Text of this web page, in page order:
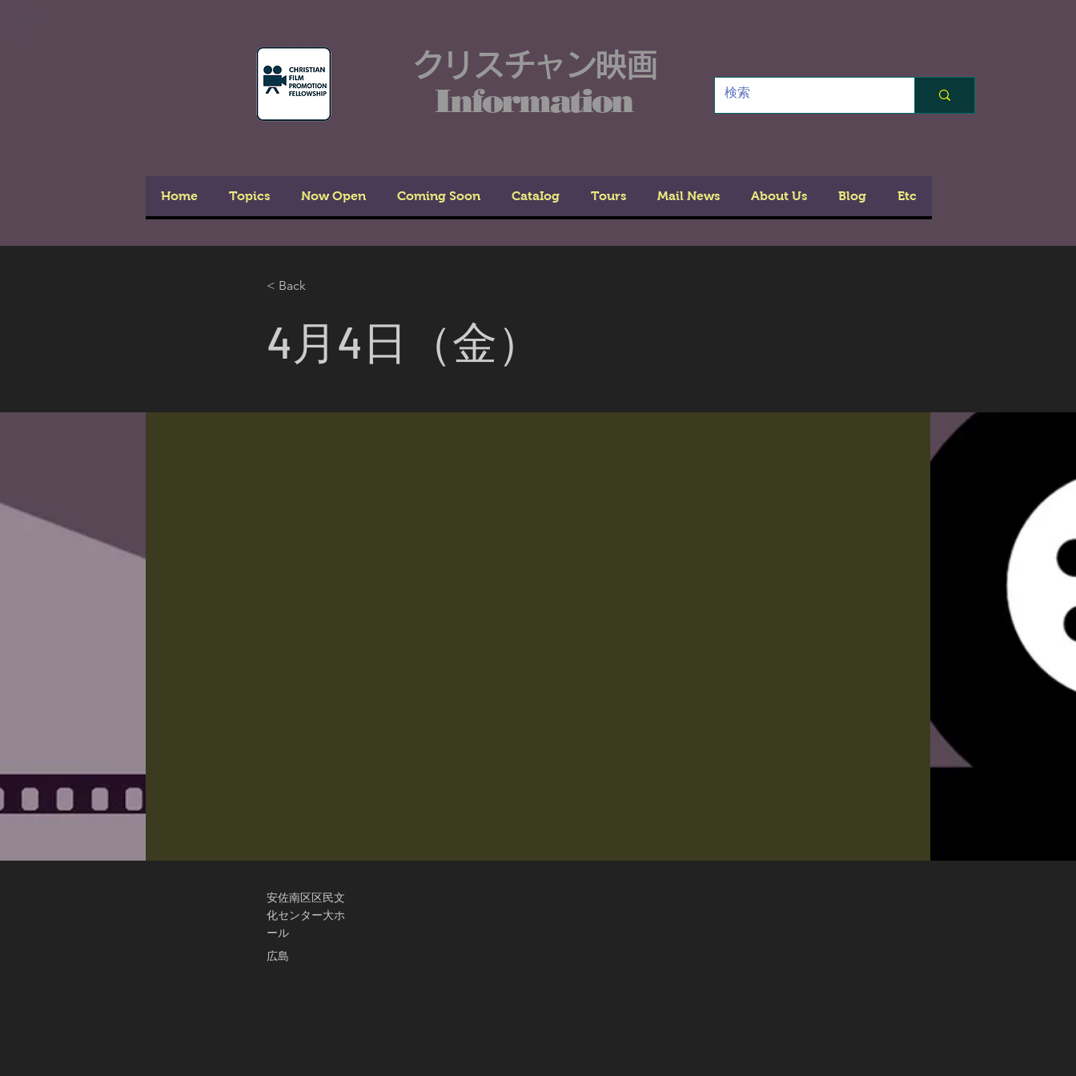
クリスチャン映画
Information
Home Topics Now Open Coming Soon CataIog Tours Mail News About Us Blog Etc
< Back
4月4日（金）
安佐南区区民文
化センター大ホ
ール
広島